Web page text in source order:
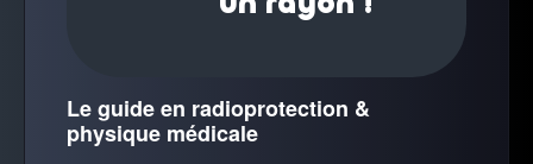
Le guide en radioprotection &
physique médicale